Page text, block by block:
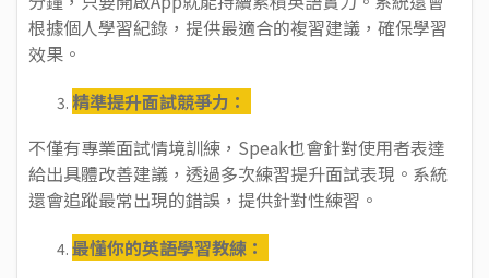
根據個人學習紀錄，提供最適合的複習建議，確保學習
效果。
精準提升面試競爭力：
不僅有專業面試情境訓練，Speak也會針對使用者表達
給出具體改善建議，透過多次練習提升面試表現。系統
還會追蹤最常出現的錯誤，提供針對性練習。
最懂你的英語學習教練：